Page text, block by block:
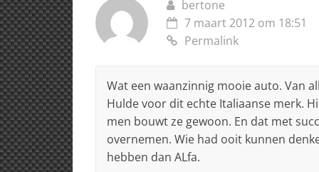
bertone
7 maart 2012 om 18:51
Permalink
Wat een waanzinnig mooie auto. Van
Hulde voor dit echte Italiaanse merk.
men bouwt ze gewoon. En dat met
overnemen. Wie had ooit kunnen
hebben dan ALfa.